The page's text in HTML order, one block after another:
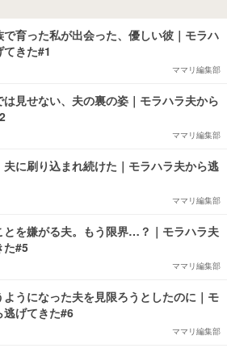
育った私が出会った、優しい彼｜モラハ
てきた#1
ママリ編集部
見せない、夫の裏の姿｜モラハラ夫から
ママリ編集部
夫に刷り込まれ続けた｜モラハラ夫から逃
ママリ編集部
とを嫌がる夫。もう限界…？｜モラハラ夫
た#5
ママリ編集部
うになった夫を見限ろうとしたのに｜モ
逃げてきた#6
ママリ編集部